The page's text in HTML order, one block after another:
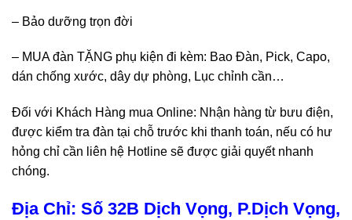
– Bảo dưỡng trọn đời
– MUA đàn TẶNG phụ kiện đi kèm: Bao Đàn, Pick, Capo,
dán chống xước, dây dự phòng, Lục chỉnh cần…
Đối với Khách Hàng mua Online: Nhận hàng từ bưu điện,
được kiểm tra đàn tại chỗ trước khi thanh toán, nếu có hư
hỏng chỉ cần liên hệ Hotline sẽ được giải quyết nhanh
chóng.
Địa Chỉ: Số 32B Dịch Vọng, P.Dịch Vọng,